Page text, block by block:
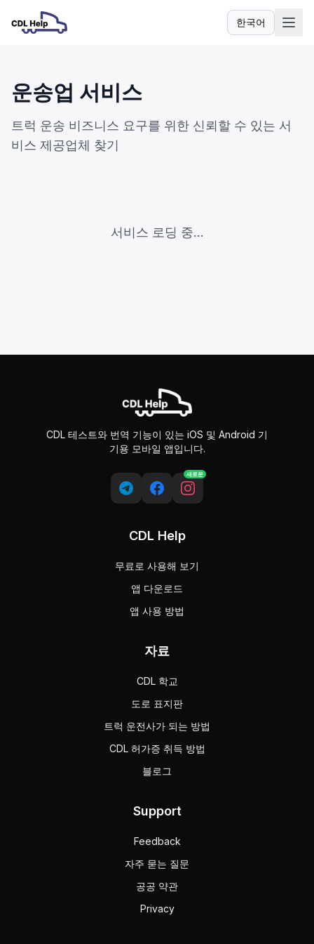
한국어
언어
운송업 서비스
트럭 운송 비즈니스 요구를 위한 신뢰할 수 있는 서
비스 제공업체 찾기
서비스 로딩 중...
CDL 테스트와 번역 기능이 있는 iOS 및 Android 기
기용 모바일 앱입니다.
새로운
CDL Help
무료로 사용해 보기
앱 다운로드
앱 사용 방법
자료
CDL 학교
도로 표지판
트럭 운전사가 되는 방법
CDL 허가증 취득 방법
블로그
Support
Feedback
자주 묻는 질문
공공 약관
Privacy